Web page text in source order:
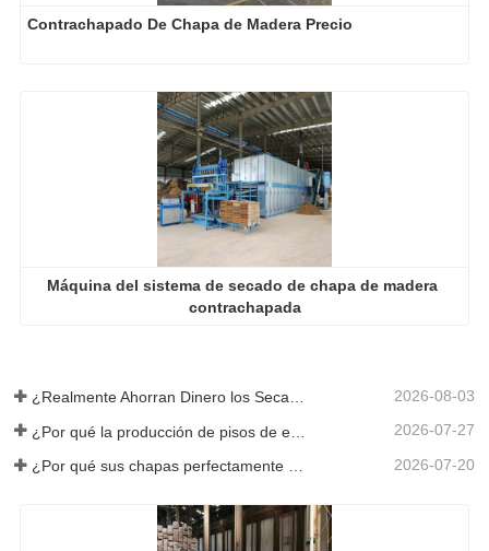
Contrachapado De Chapa de Madera Precio
Máquina del sistema de secado de chapa de madera
contrachapada
¿Realmente Ahorran Dinero los Secadores de Chapa Más Grandes? 2026-08-03
2026-07-27
2026-07-20